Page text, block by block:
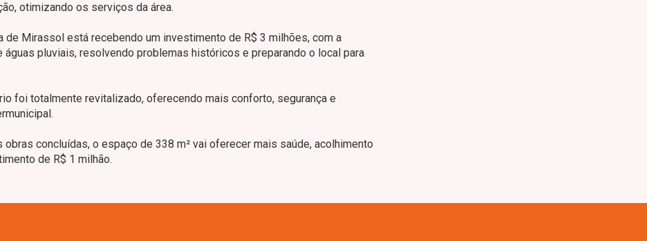
otimizando os serviços da área.
de Mirassol está recebendo um investimento de R$ 3 milhões, com a
águas pluviais, resolvendo problemas históricos e preparando o local para
foi totalmente revitalizado, oferecendo mais conforto, segurança e
obras concluídas, o espaço de 338 m² vai oferecer mais saúde, acolhimento
de R$ 1 milhão.